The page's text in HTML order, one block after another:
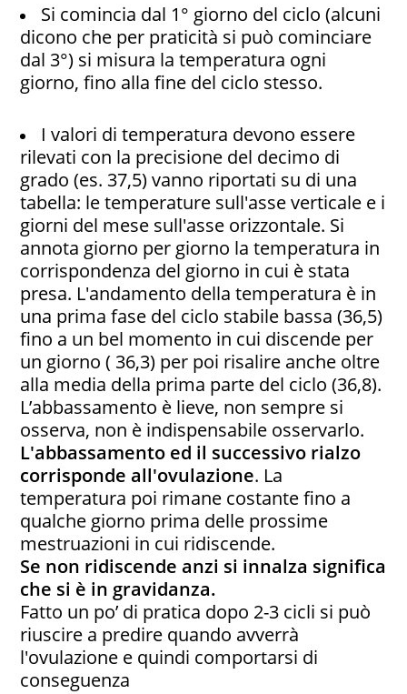
Si comincia dal 1° giorno del ciclo (alcuni
dicono che per praticità si può cominciare
dal 3°) si misura la temperatura ogni
giorno, fino alla fine del ciclo stesso.
I valori di temperatura devono essere
rilevati con la precisione del decimo di
grado (es. 37,5) vanno riportati su di una
tabella: le temperature sull'asse verticale e i
giorni del mese sull'asse orizzontale. Si
annota giorno per giorno la temperatura in
corrispondenza del giorno in cui è stata
presa. L'andamento della temperatura è in
una prima fase del ciclo stabile bassa (36,5)
fino a un bel momento in cui discende per
un giorno ( 36,3) per poi risalire anche oltre
alla media della prima parte del ciclo (36,8).
L’abbassamento è lieve, non sempre si
osserva, non è indispensabile osservarlo.
L'abbassamento ed il successivo rialzo
corrisponde all'ovulazione. La
temperatura poi rimane costante fino a
qualche giorno prima delle prossime
mestruazioni in cui ridiscende.
Se non ridiscende anzi si innalza significa
che si è in gravidanza.
Fatto un po’ di pratica dopo 2-3 cicli si può
riuscire a predire quando avverrà
l'ovulazione e quindi comportarsi di
conseguenza